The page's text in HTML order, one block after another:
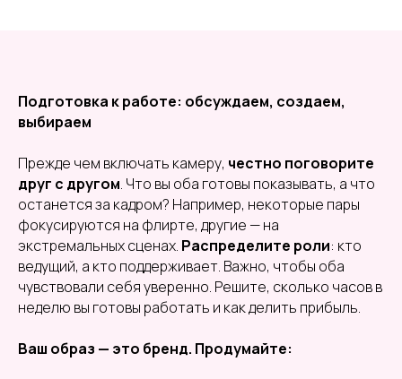
Подготовка к работе: обсуждаем, создаем,
выбираем
Прежде чем включать камеру, честно поговорите
друг с другом. Что вы оба готовы показывать, а что
останется за кадром? Например, некоторые пары
фокусируются на флирте, другие — на
экстремальных сценах. Распределите роли: кто
ведущий, а кто поддерживает. Важно, чтобы оба
чувствовали себя уверенно. Решите, сколько часов в
неделю вы готовы работать и как делить прибыль.
Ваш образ — это бренд. Продумайте: